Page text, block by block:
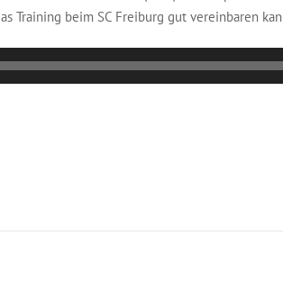
Training beim SC Freiburg gut vereinbaren